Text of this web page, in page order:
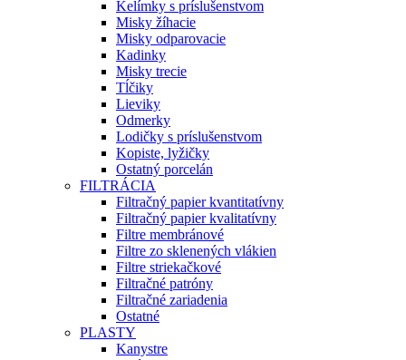
Kelímky s príslušenstvom
Misky žíhacie
Misky odparovacie
Kadinky
Misky trecie
Tĺčiky
Lieviky
Odmerky
Lodičky s príslušenstvom
Kopiste, lyžičky
Ostatný porcelán
FILTRÁCIA
Filtračný papier kvantitatívny
Filtračný papier kvalitatívny
Filtre membránové
Filtre zo sklenených vlákien
Filtre striekačkové
Filtračné patróny
Filtračné zariadenia
Ostatné
PLASTY
Kanystre